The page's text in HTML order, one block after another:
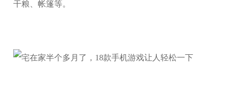
干粮、帐篷等。